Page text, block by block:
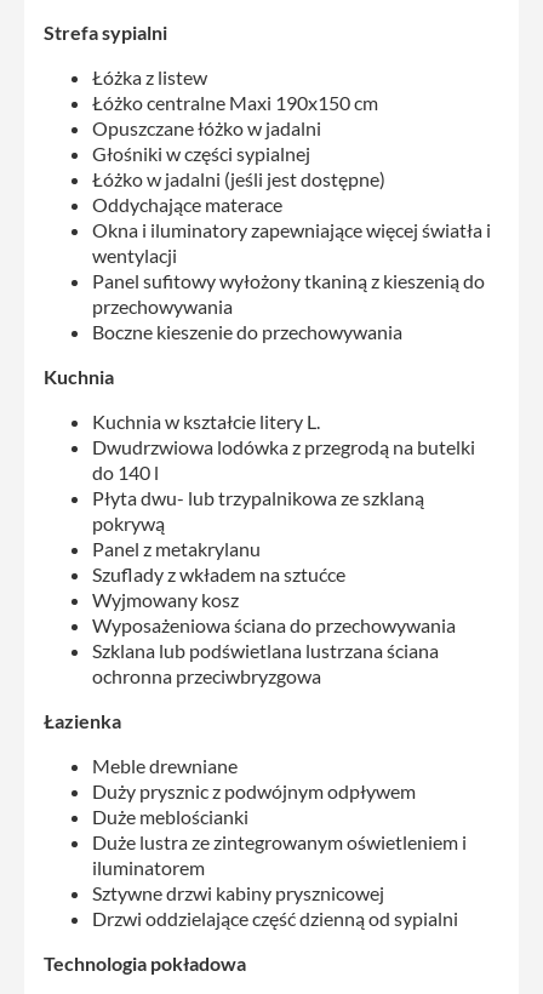
Strefa sypialni
Łóżka z listew
Łóżko centralne Maxi 190x150 cm
Opuszczane łóżko w jadalni
Głośniki w części sypialnej
Łóżko w jadalni (jeśli jest dostępne)
Oddychające materace
Okna i iluminatory zapewniające więcej światła i
wentylacji
Panel sufitowy wyłożony tkaniną z kieszenią do
przechowywania
Boczne kieszenie do przechowywania
Kuchnia
Kuchnia w kształcie litery L.
Dwudrzwiowa lodówka z przegrodą na butelki
do 140 l
Płyta dwu- lub trzypalnikowa ze szklaną
pokrywą
Panel z metakrylanu
Szuflady z wkładem na sztućce
Wyjmowany kosz
Wyposażeniowa ściana do przechowywania
Szklana lub podświetlana lustrzana ściana
ochronna przeciwbryzgowa
Łazienka
Meble drewniane
Duży prysznic z podwójnym odpływem
Duże meblościanki
Duże lustra ze zintegrowanym oświetleniem i
iluminatorem
Sztywne drzwi kabiny prysznicowej
Drzwi oddzielające część dzienną od sypialni
Technologia pokładowa